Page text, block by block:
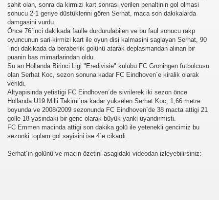
sahit olan, sonra da kirmizi kart sonrasi verilen penaltinin gol olmasi
sonucu 2-1 geriye düstüklerini gören Serhat, maca son dakikalarda
damgasini vurdu.
Önce 76´inci dakikada faulle durdurulabilen ve bu faul sonucu rakp
oyuncunun sari-kirmizi kart ile oyun disi kalmasini saglayan Serhat, 90
´inci dakikada da beraberlik golünü atarak deplasmandan alinan bir
puanin bas mimarlarindan oldu.
Su an Hollanda Birinci Ligi "Eredivisie" kulübü FC Groningen futbolcusu
olan Serhat Koc, sezon sonuna kadar FC Eindhoven´e kiralik olarak
verildi.
Altyapisinda yetistigi FC Eindhoven´de sivrilerek iki sezon önce
Hollanda U19 Milli Takimi´na kadar yükselen Serhat Koc, 1,66 metre
boyunda ve 2008/2009 sezonunda FC Eindhoven´de 38 macta attigi 21
golle 18 yasindaki bir genc olarak büyük yanki uyandirmisti.
FC Emmen macinda attigi son dakika golü ile yetenekli gencimiz bu
sezonki toplam gol sayisini ise 4´e cikardi.
Serhat´in golünü ve macin özetini asagidaki videodan izleyebilirsiniz: